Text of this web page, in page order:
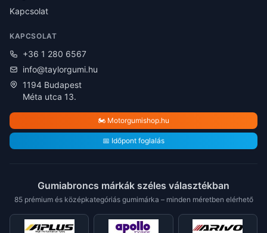
Kapcsolat
KAPCSOLAT
+36 1 280 6567
info@taylorgumi.hu
1194 Budapest
Méta utca 13.
🏍️ Motorgumishop.hu
📅 Időpont foglalás
Gumiabroncs márkák széles választékban
85 prémium és középkategóriás gumimárka – minden méretben elérhető